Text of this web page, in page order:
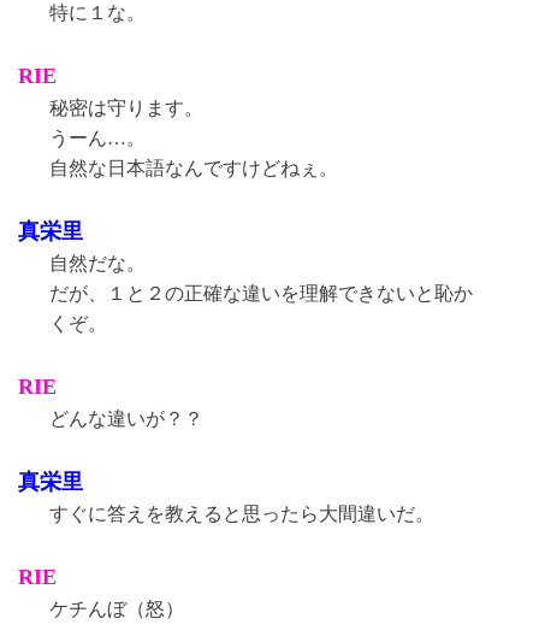
特に１な。
RIE
秘密は守ります。
うーん…。
自然な日本語なんですけどねぇ。
真栄里
自然だな。
だが、１と２の正確な違いを理解できないと恥か
くぞ。
RIE
どんな違いが？？
真栄里
すぐに答えを教えると思ったら大間違いだ。
RIE
ケチんぼ（怒）